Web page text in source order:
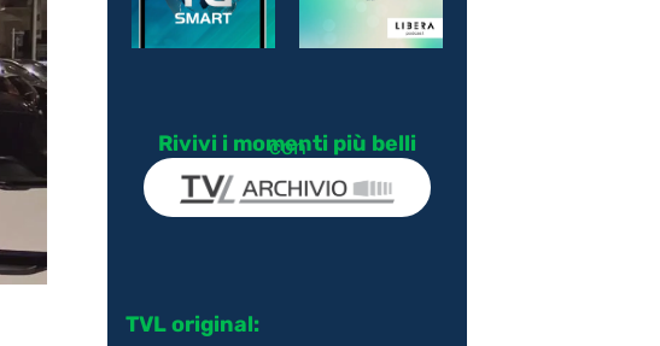
Rivivi i momenti più belli
con
TVL original: